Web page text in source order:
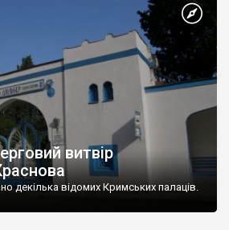
витвір
декілька відомих Кримських палаців.